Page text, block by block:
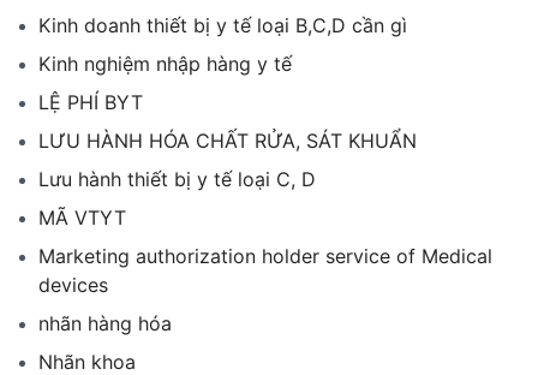
Kinh doanh thiết bị y tế loại B,C,D cần gì
Kinh nghiệm nhập hàng y tế
LỆ PHÍ BYT
LƯU HÀNH HÓA CHẤT RỬA, SÁT KHUẨN
Lưu hành thiết bị y tế loại C, D
MÃ VTYT
Marketing authorization holder service of Medical
devices
nhãn hàng hóa
Nhãn khoa